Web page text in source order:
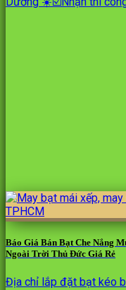
Báo Giá Bán Bạt Che Nắng
Ngoài Trời Thủ Đức Giá Rẻ
Địa chỉ lắp đặt bạt kéo